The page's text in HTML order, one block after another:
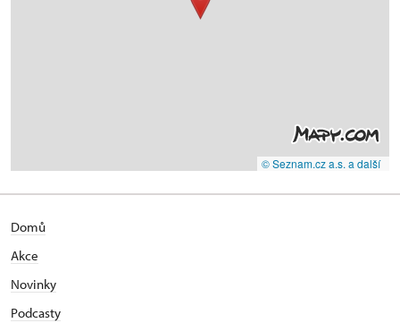
© Seznam.cz a.s. a další
Domů
Akce
Novinky
Podcasty